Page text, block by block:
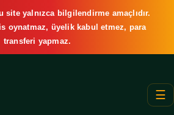
site yalnızca bilgilendirme amaçlıdır.
oynatmaz, üyelik kabul etmez, para
transferi yapmaz.
☰